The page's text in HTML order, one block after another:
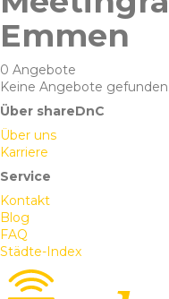
Emmen
0 Angebote
Keine Angebote gefunden.
Über shareDnC
Über uns
Karriere
Service
Kontakt
Blog
FAQ
Städte-Index